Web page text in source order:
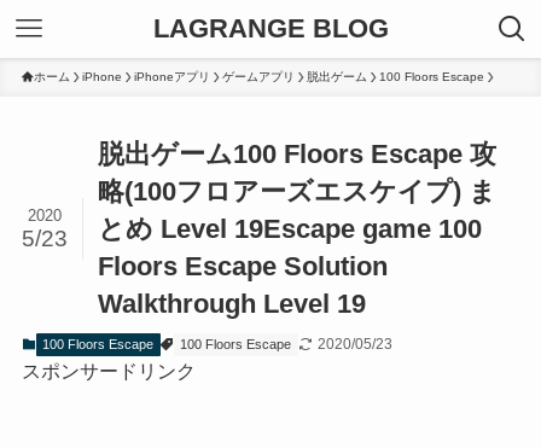
LAGRANGE BLOG
ホーム iPhone iPhoneアプリ ゲームアプリ 脱出ゲーム 100 Floors Escape
脱出ゲーム100 Floors Escape 攻
略(100フロアーズエスケイプ) ま
とめ Level 19Escape game 100
Floors Escape Solution
Walkthrough Level 19
2020
5/23
100 Floors Escape 100 Floors Escape 2020/05/23
スポンサードリンク